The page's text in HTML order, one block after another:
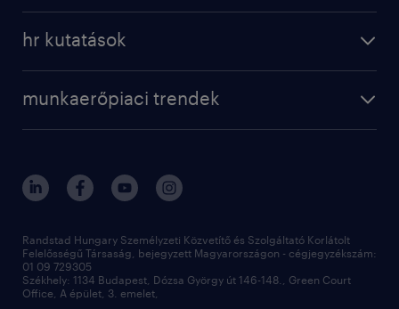
karrier tippek
kapcsolat
operational
kapcsolat
hr kutatások
employer brand research
munkaerőpiaci trendek
hr kutatások
kiválasztás
megtartás
munkahelyi teljesítmény
toborzás
Randstad Hungary Személyzeti Közvetítő és Szolgáltató Korlátolt
Felelősségű Társaság, bejegyzett Magyarországon - cégjegyzékszám:
01 09 729305
Székhely: 1134 Budapest, Dózsa György út 146-148., Green Court
Office, A épület, 3. emelet,